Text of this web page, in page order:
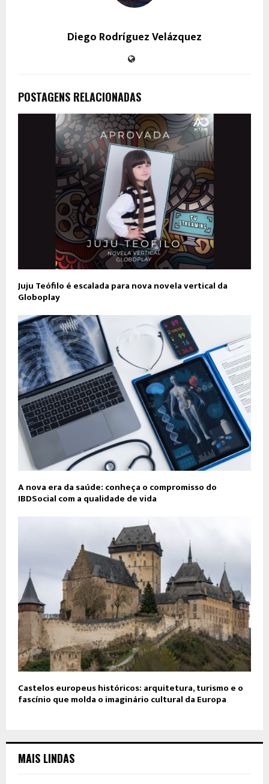
Diego Rodríguez Velázquez
POSTAGENS RELACIONADAS
Juju Teófilo é escalada para nova novela vertical da
Globoplay
A nova era da saúde: conheça o compromisso do
IBDSocial com a qualidade de vida
Castelos europeus históricos: arquitetura, turismo e o
fascínio que molda o imaginário cultural da Europa
MAIS LINDAS